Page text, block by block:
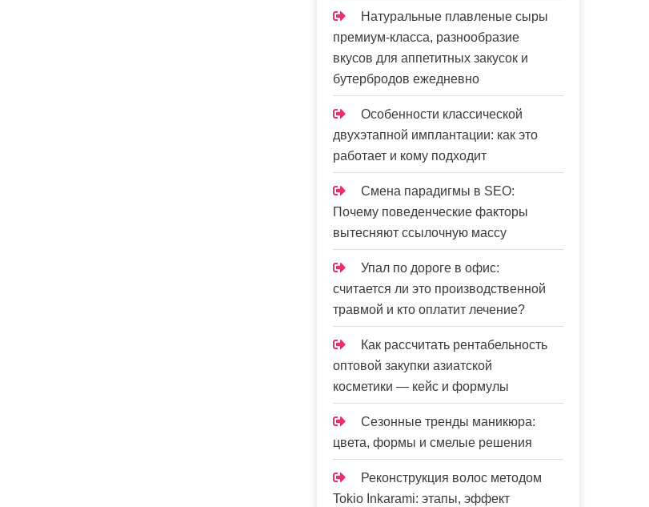
Натуральные плавленые сыры
премиум-класса, разнообразие
вкусов для аппетитных закусок и
бутербродов ежедневно
Особенности классической
двухэтапной имплантации: как это
работает и кому подходит
Смена парадигмы в SEO:
Почему поведенческие факторы
вытесняют ссылочную массу
Упал по дороге в офис:
считается ли это производственной
травмой и кто оплатит лечение?
Как рассчитать рентабельность
оптовой закупки азиатской
косметики — кейс и формулы
Сезонные тренды маникюра:
цвета, формы и смелые решения
Реконструкция волос методом
Tokio Inkarami: этапы, эффект